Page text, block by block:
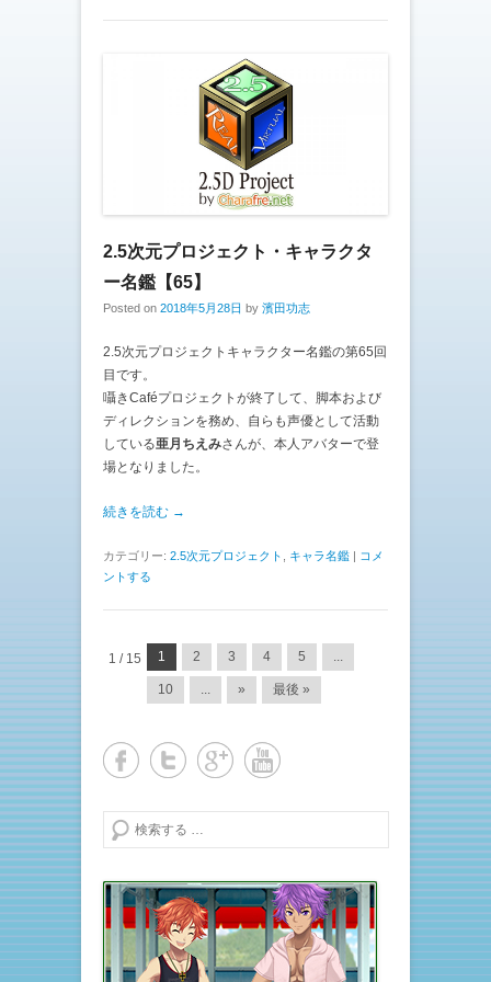
2.5次元プロジェクト・キャラクタ
ー名鑑【65】
Posted on 2018年5月28日 by 濱田功志
2.5次元プロジェクトキャラクター名鑑の第65回
目です。
囁きCaféプロジェクトが終了して、脚本および
ディレクションを務め、自らも声優として活動
している亜月ちえみさんが、本人アバターで登
場となりました。
続きを読む →
カテゴリー: 2.5次元プロジェクト キャラ名鑑
コメ
ントする
投稿ナビゲーション
1 / 15 1 2 3 4 5 ...
10 ... » 最後 »
検索する